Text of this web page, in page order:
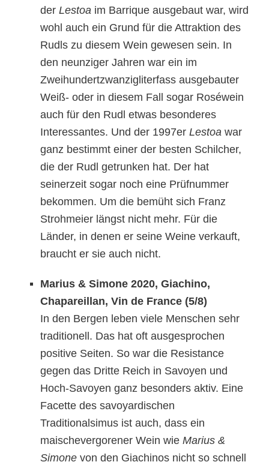
der Lestoa im Barrique ausgebaut war, wird
wohl auch ein Grund für die Attraktion des
Rudls zu diesem Wein gewesen sein. In
den neunziger Jahren war ein im
Zweihundertzwanzigliterfass ausgebauter
Weiß- oder in diesem Fall sogar Roséwein
auch für den Rudl etwas besonderes
Interessantes. Und der 1997er Lestoa war
ganz bestimmt einer der besten Schilcher,
die der Rudl getrunken hat. Der hat
seinerzeit sogar noch eine Prüfnummer
bekommen. Um die bemüht sich Franz
Strohmeier längst nicht mehr. Für die
Länder, in denen er seine Weine verkauft,
braucht er sie auch nicht.
Marius & Simone 2020, Giachino,
Chapareillan, Vin de France (5/8)
In den Bergen leben viele Menschen sehr
traditionell. Das hat oft ausgesprochen
positive Seiten. So war die Resistance
gegen das Dritte Reich in Savoyen und
Hoch-Savoyen ganz besonders aktiv. Eine
Facette des savoyardischen
Traditionalsimus ist auch, dass ein
maischevergorener Wein wie Marius &
Simone von den Giachinos nicht so schnell